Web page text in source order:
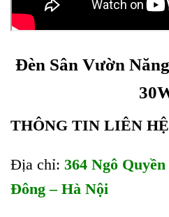
Đèn Sân Vườn
THÔNG TIN LIÊN HỆ
Địa chỉ: 364 Ngô
Đông – Hà Nội